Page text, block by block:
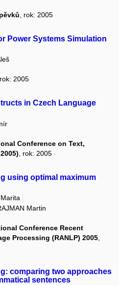
, rok: 2005
Power Systems Simulation
2005
in Czech Language
Conference on Text,
, rok: 2005
using optimal maximum
Martin
Conference Recent
Processing (RANLP) 2005,
comparing two approaches
sentences